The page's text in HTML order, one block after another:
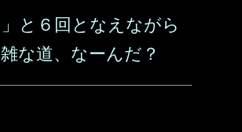
」と６回となえながら
な道、なーんだ？